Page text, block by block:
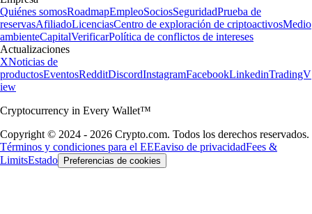
Quiénes somosRoadmapEmpleoSociosSeguridadPrueba de
reservasAfiliadoLicenciasCentro de exploración de criptoactivosMedio
ambienteCapitalVerificarPolítica de conflictos de intereses
Actualizaciones
XNoticias de
productosEventosRedditDiscordInstagramFacebookLinkedinTradingV
iew
Cryptocurrency in Every Wallet™
Copyright © 2024 - 2026 Crypto.com. Todos los derechos reservados.
Términos y condiciones para el EEEaviso de privacidadFees &
LimitsEstado Preferencias de cookies